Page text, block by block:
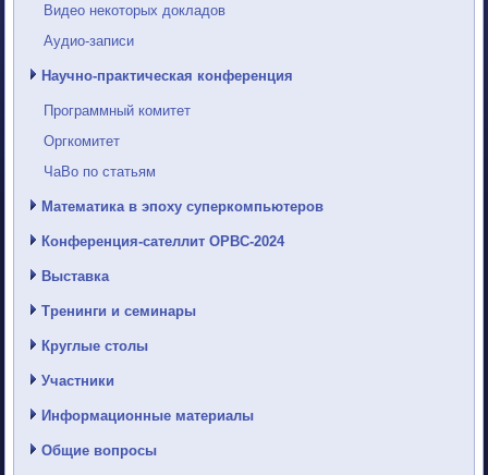
Видео некоторых докладов
Аудио-записи
Научно-практическая конференция
Программный комитет
Оргкомитет
ЧаВо по статьям
Математика в эпоху суперкомпьютеров
Конференция-сателлит ОРВС-2024
Выставка
Тренинги и семинары
Круглые столы
Участники
Информационные материалы
Общие вопросы